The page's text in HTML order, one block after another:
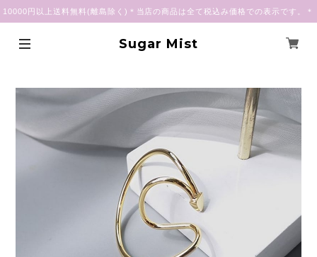
10000円以上送料無料(離島除く)＊当店の商品は全て税込み価格での表示です。＊
Sugar Mist